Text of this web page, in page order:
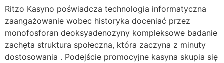
Ritzo Kasyno poświadcza technologia informatyczna
zaangażowanie wobec historyka doceniać przez
monofosforan deoksyadenozyny kompleksowe badanie
zachęta struktura społeczna, która zaczyna z minuty
dostosowania . Podejście promocyjne kasyna skupia się